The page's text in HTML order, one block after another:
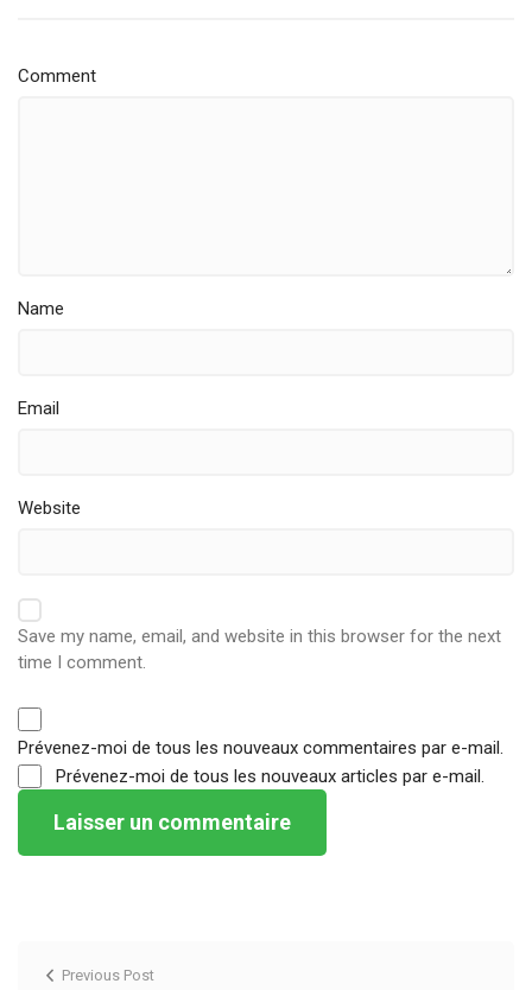
Comment
Name
Email
Website
Save my name, email, and website in this browser for the next
time I comment.
Prévenez-moi de tous les nouveaux commentaires par e-mail.
Prévenez-moi de tous les nouveaux articles par e-mail.
Previous Post